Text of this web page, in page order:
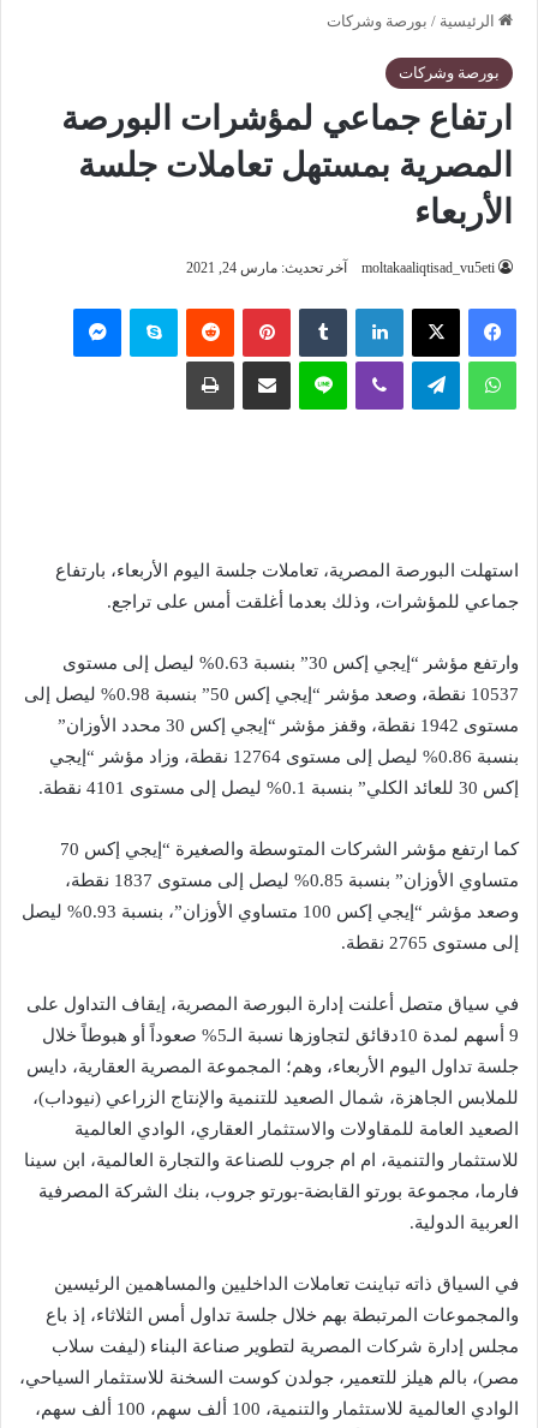
الرئيسية / بورصة وشركات
بورصة وشركات
ارتفاع جماعي لمؤشرات البورصة
المصرية بمستهل تعاملات جلسة
الأربعاء
moltakaaliqtisad_vu5eti آخر تحديث: مارس 24, 2021
فيسبوك ‫X لينكدإن بينتيريست سكايب
واتساب تيلقرام لاين
استهلت البورصة المصرية، تعاملات جلسة اليوم الأربعاء، بارتفاع
جماعي للمؤشرات، وذلك بعدما أغلقت أمس على تراجع.
وارتفع مؤشر “إيجي إكس 30” بنسبة 0.63% ليصل إلى مستوى
10537 نقطة، وصعد مؤشر “إيجي إكس 50” بنسبة 0.98% ليصل إلى
مستوى 1942 نقطة، وقفز مؤشر “إيجي إكس 30 محدد الأوزان”
بنسبة 0.86% ليصل إلى مستوى 12764 نقطة، وزاد مؤشر “إيجي
إكس 30 للعائد الكلي” بنسبة 0.1% ليصل إلى مستوى 4101 نقطة.
كما ارتفع مؤشر الشركات المتوسطة والصغيرة “إيجي إكس 70
متساوي الأوزان” بنسبة 0.85% ليصل إلى مستوى 1837 نقطة،
وصعد مؤشر “إيجي إكس 100 متساوي الأوزان”، بنسبة 0.93% ليصل
إلى مستوى 2765 نقطة.
في سياق متصل أعلنت إدارة البورصة المصرية، إيقاف التداول على
9 أسهم لمدة 10دقائق لتجاوزها نسبة الـ5% صعوداً أو هبوطاً خلال
جلسة تداول اليوم الأربعاء، وهم؛ المجموعة المصرية العقارية، دايس
للملابس الجاهزة، شمال الصعيد للتنمية والإنتاج الزراعي (نيوداب)،
الصعيد العامة للمقاولات والاستثمار العقاري، الوادي العالمية
للاستثمار والتنمية، ام ام جروب للصناعة والتجارة العالمية، ابن سينا
فارما، مجموعة بورتو القابضة-بورتو جروب، بنك الشركة المصرفية
العربية الدولية.
في السياق ذاته تباينت تعاملات الداخليين والمساهمين الرئيسين
والمجموعات المرتبطة بهم خلال جلسة تداول أمس الثلاثاء، إذ باع
مجلس إدارة شركات المصرية لتطوير صناعة البناء (ليفت سلاب
مصر)، بالم هيلز للتعمير، جولدن كوست السخنة للاستثمار السياحي،
الوادي العالمية للاستثمار والتنمية، 100 ألف سهم، 100 ألف سهم،